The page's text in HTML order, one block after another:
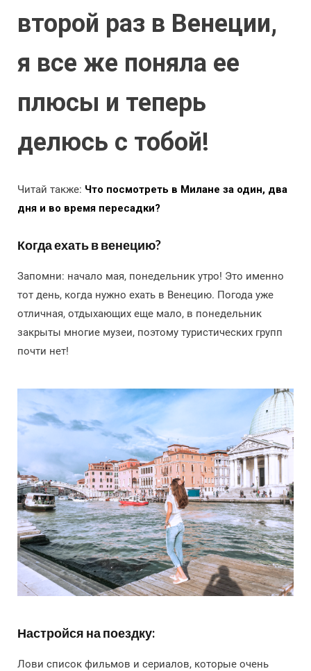
второй раз в Венеции,
я все же поняла ее
плюсы и теперь
делюсь с тобой!
Читай также: Что посмотреть в Милане за один, два
дня и во время пересадки?
Когда ехать в венецию?
Запомни: начало мая, понедельник утро! Это именно
тот день, когда нужно ехать в Венецию. Погода уже
отличная, отдыхающих еще мало, в понедельник
закрыты многие музеи, поэтому туристических групп
почти нет!
Настройся на поездку:
Лови список фильмов и сериалов, которые очень